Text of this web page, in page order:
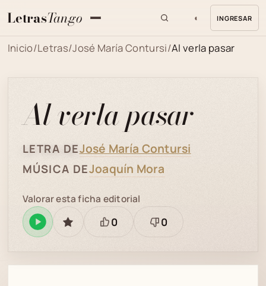
LetrasTango ◐ INGRESAR
Inicio/Letras/José María Contursi/Al verla pasar
Al verla pasar
LETRA DEJosé María Contursi
MÚSICA DEJoaquín Mora
ReproducirGUARDAR
Valorar esta ficha editorial
Está
0
Necesita
0